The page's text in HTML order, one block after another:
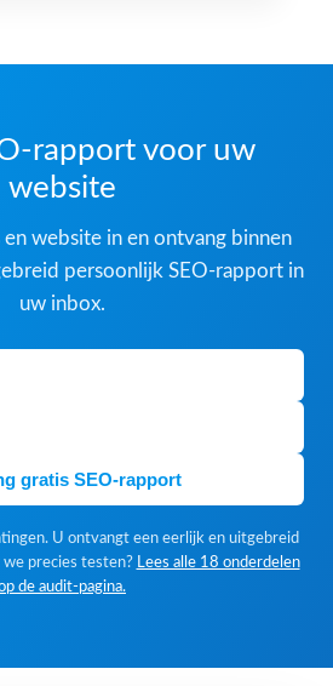
rapport voor uw
website
website in en ontvang binnen
persoonlijk SEO-rapport in
uw inbox.
gratis SEO-rapport
U ontvangt een eerlijk en uitgebreid
precies testen? Lees alle 18 onderdelen
de audit-pagina.